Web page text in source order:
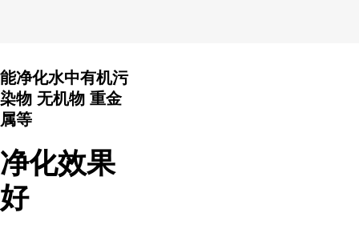
能净化水中有机污
染物 无机物 重金
属等
净化效果
好